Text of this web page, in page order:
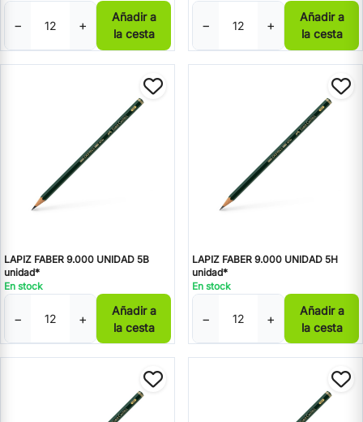
− +
Añadir a
la cesta
− +
Añadir a
la cesta
LAPIZ FABER 9.000 UNIDAD 5B
unidad*
En stock
− +
Añadir a
la cesta
LAPIZ FABER 9.000 UNIDAD 5H
unidad*
En stock
− +
Añadir a
la cesta